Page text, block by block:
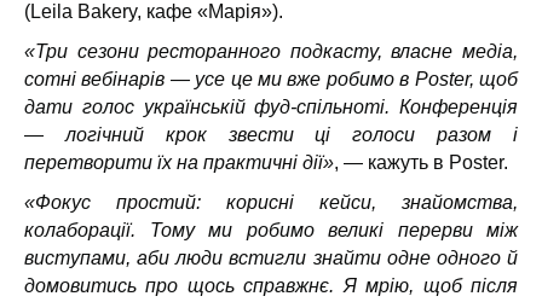
(Leila Bakery, кафе «Марія»).
«Три сезони ресторанного подкасту, власне медіа,
сотні вебінарів — усе це ми вже робимо в Poster, щоб
дати голос українській фуд-спільноті. Конференція
— логічний крок звести ці голоси разом і
перетворити їх на практичні дії», — кажуть в Poster.
«Фокус простий: корисні кейси, знайомства,
колаборації. Тому ми робимо великі перерви між
виступами, аби люди встигли знайти одне одного й
домовитись про щось справжнє. Я мрію, щоб після